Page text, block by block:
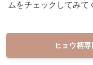
ムをチェックしてみて
ヒョウ柄